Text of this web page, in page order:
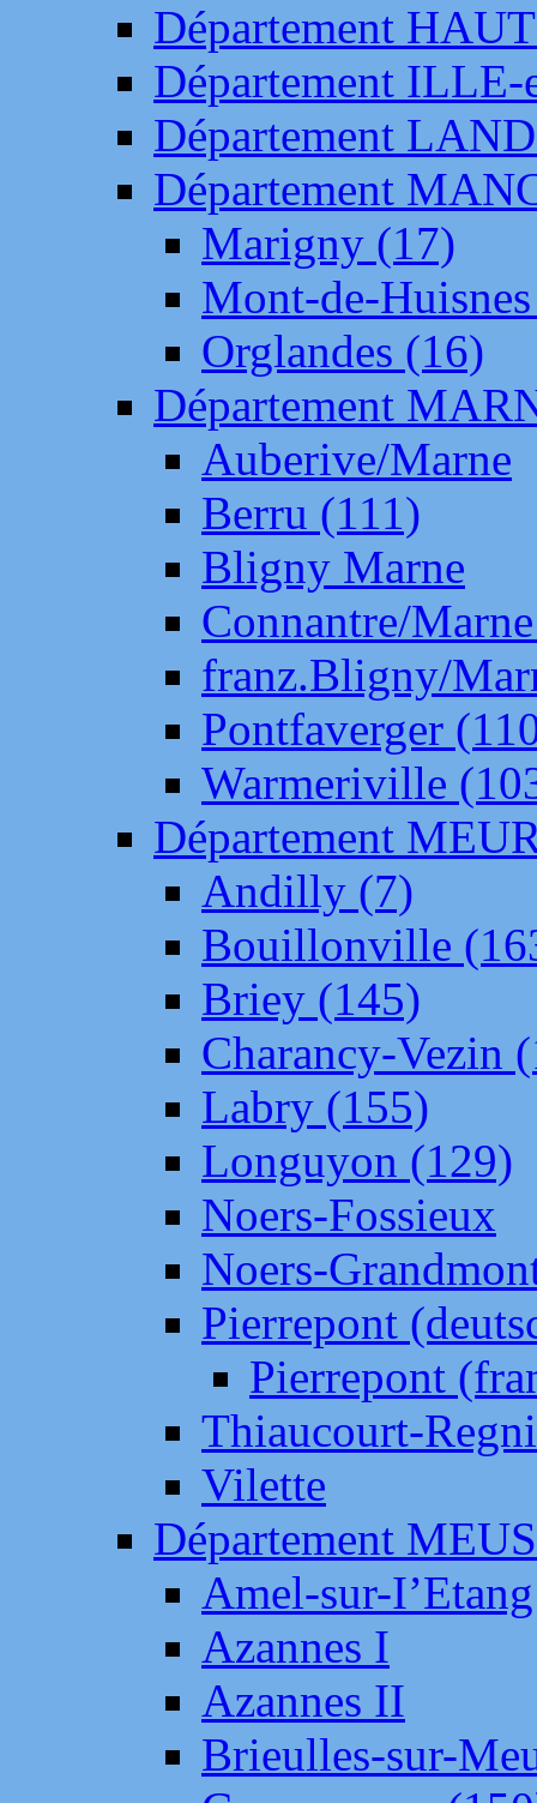
Département
Département
Département
Département
Marigny (17)
Mont-de-
Orglandes (16)
Département
Auberive/Marne
Berru (111)
Bligny Marne
Connantre/
franz.Bligny/
Pontfaverger
Warmeriville
Département
Andilly (7)
Bouillonville
Briey (145)
Charancy-Vezin
Labry (155)
Longuyon (129)
Noers-Fossieux
Noers-
Pierrepont
Pierrepont
Thiaucourt-
Vilette
Département
Amel-sur-
Azannes I
Azannes II
Brieulles-sur-